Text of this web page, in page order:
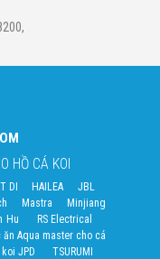
,
HỒ CÁ KOI
DI HAILEA
JBL
Mastra
Minjiang
Hu
RS Electrical
ăn Aqua master cho cá
JPD
TSURUMI